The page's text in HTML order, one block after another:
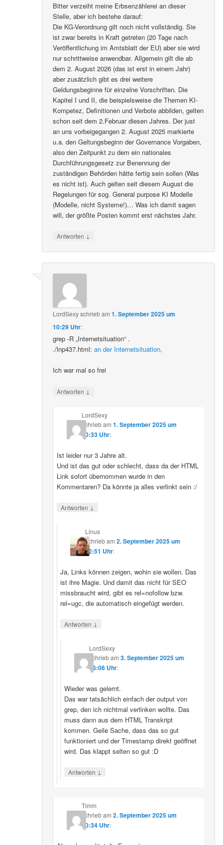
Bitter verzeiht meine Erbsenzählerei an dieser
Stelle, aber ich bestehe darauf:
Die KG-Verordnung gilt noch nicht vollständig. Sie
ist zwar bereits in Kraft getreten (20 Tage nach
Veröffentlichung im Amtsblatt der EU) aber sie wird
nur schrittweise anwendbar. Allgemein gilt die ab
dem 2. August 2026 (das ist erst in einem Jahr)
aber zusätzlich gibt es drei weitere
Geldungsbeginne für einzelne Vorschriften. Die
Kapitel I und II, die beispielsweise die Themen KI-
Kompetez, Definitionen und Verbote abbilden, gelten
schon seit dem 2.Februar diesen Jahres. Der just
an uns vorbeigegangen 2. August 2025 markierte
u.a. den Geltungsbeginn der Governance Vorgaben,
also den Zeitpunkt zu dem ein nationales
Durchführungsgesetz zur Benennung der
zuständigen Behörden hätte fertig sein sollen (Was
es nicht ist). Auch gelten seit diesem August die
Regelungen für sog. General purpose KI Modelle
(Modelle, nicht Systeme!)… Was ich damit sagen
will, der größte Posten kommt erst nächstes Jahr.
Antworten ↓
LordSexyschriebam1. September 2025 um
10:29 Uhr:
grep -R „Internetsituation“ .
./lnp437.html:an der Internetsituation,
Ich war mal so frei
Antworten ↓
LordSexy
schriebam 1. September 2025 um
10:33 Uhr:
Ist leider nur 3 Jahre alt.
Und ist das gut oder schlecht, dass da der HTML
Link sofort übernommen wurde in den
Kommentaren? Da könnte ja alles verlinkt sein :/
Antworten ↓
Linus
schriebam2. September 2025 um
12:51 Uhr:
Ja, Links können zeigen, wohin sie wollen. Das
ist ihre Magie. Und damit das nicht für SEO
missbraucht wird, gibt es rel=nofollow bzw.
rel=ugc, die automatisch eingefügt werden.
Antworten ↓
LordSexy
schriebam 3. September 2025 um
16:06 Uhr:
Wieder was gelernt.
Das war tatsächlich einfach der output von
grep, den ich nichtmal verlinken wollte. Das
muss dann aus dem HTML Transkript
kommen. Geile Sache, dass das so gut
funktioniert und der Timestamp direkt geöffnet
wird. Das klappt selten so gut :D
Antworten ↓
Timm
schriebam 2. September 2025 um
10:34 Uhr: